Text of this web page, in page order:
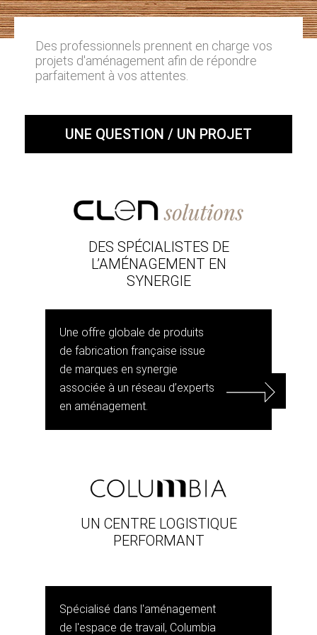
Des professionnels prennent en charge vos
projets d'aménagement afin de répondre
parfaitement à vos attentes.
UNE QUESTION / UN PROJET
DES SPÉCIALISTES DE
L’AMÉNAGEMENT EN
SYNERGIE
Une offre globale de produits
de fabrication française issue
de marques en synergie
associée à un réseau d’experts
en aménagement.
UN CENTRE LOGISTIQUE
PERFORMANT
Spécialisé dans l'aménagement
de l'espace de travail, Columbia